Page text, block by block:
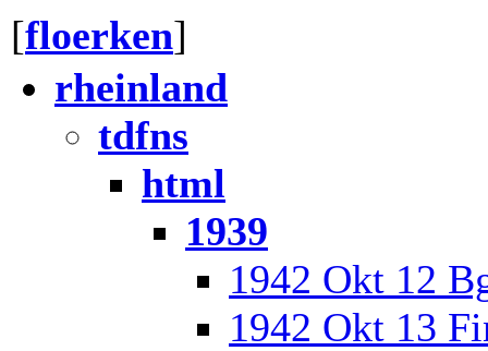
[floerken]
rheinland
tdfns
html
1939
1942 Okt 12
1942 Okt 13